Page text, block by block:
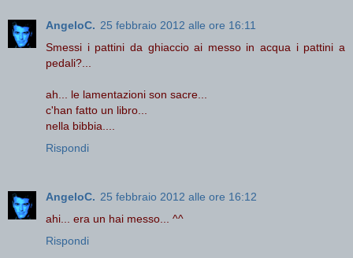
AngeloC. 25 febbraio 2012 alle ore 16:11
Smessi i pattini da ghiaccio ai messo in acqua i pattini a
pedali?...
ah... le lamentazioni son sacre...
c'han fatto un libro...
nella bibbia....
Rispondi
AngeloC. 25 febbraio 2012 alle ore 16:12
ahi... era un hai messo... ^^
Rispondi